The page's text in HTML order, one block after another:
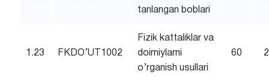
tanlangan boblari
1.23 FKDO’UT1002
Fizik kattaliklar va
doimiylarni
o’rganish usullari
60 2